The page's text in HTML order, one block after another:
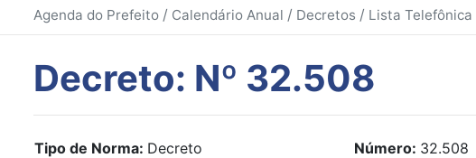
Agenda do Prefeito / Calendário Anual / Decretos / Lista Telefônica
Decreto: Nº 32.508
Tipo de Norma: Decreto Número: 32.508